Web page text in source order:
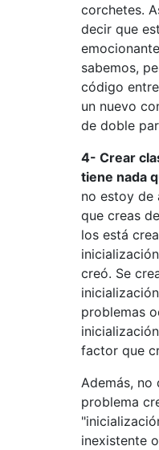
corchetes.
decir que
sabemos,
código
un nuevo
de doble
4- Crear
tiene nada
no estoy de
que creas
los está
creó. Se
problemas
factor que
Además, no
problema
inexistente